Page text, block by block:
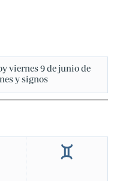
viernes 9 de junio de
y signos